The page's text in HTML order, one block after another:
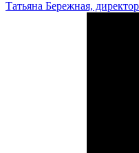
Татьяна Бережная,